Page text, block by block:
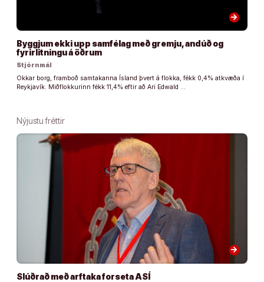
arrow_forward
Byggjum ekki upp samfélag með gremju, andúð og
fyrirlitningu á öðrum
Stjórnmál
Okkar borg, framboð samtakanna Ísland þvert á flokka, fékk 0,4% atkvæða í
Reykjavík. Miðflokkurinn fékk 11,4% eftir að Ari Edwald …
Nýjustu fréttir
arrow_forward
Slúðrað með arftaka forseta ASÍ